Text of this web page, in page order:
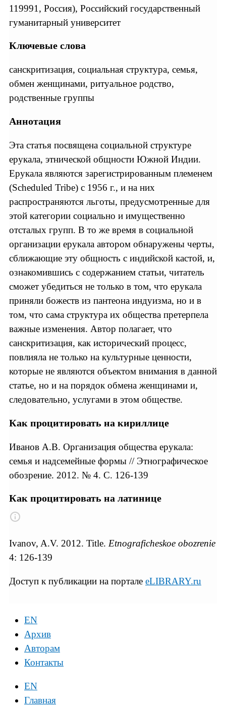
119991, Россия), Российский государственный
гуманитарный университет
Ключевые слова
санскритизация, социальная структура, семья,
обмен женщинами, ритуальное родство,
родственные группы
Аннотация
Эта статья посвящена социальной структуре
ерукала, этнической общности Южной Индии.
Ерукала являются зарегистрированным племенем
(Scheduled Tribe) с 1956 г., и на них
распространяются льготы, предусмотренные для
этой категории социально и имущественно
отсталых групп. В то же время в социальной
организации ерукала автором обнаружены черты,
сближающие эту общность с индийской кастой, и,
ознакомившись с содержанием статьи, читатель
сможет убедиться не только в том, что ерукала
приняли божеств из пантеона индуизма, но и в
том, что сама структура их общества претерпела
важные изменения. Автор полагает, что
санскритизация, как исторический процесс,
повлияла не только на культурные ценности,
которые не являются объектом внимания в данной
статье, но и на порядок обмена женщинами и,
следовательно, услугами в этом обществе.
Как процитировать на кириллице
Иванов А.В. Организация общества ерукала:
семья и надсемейные формы // Этнографическое
обозрение. 2012. № 4. С. 126-139
Как процитировать на латинице
Ivanov, A.V. 2012. Title. Etnograficheskoe obozrenie
4: 126-139
Доступ к публикации на портале eLIBRARY.ru
EN
Архив
Авторам
Контакты
EN
Главная